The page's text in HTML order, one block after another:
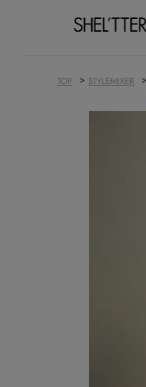
TOP > STYLEMIXER >